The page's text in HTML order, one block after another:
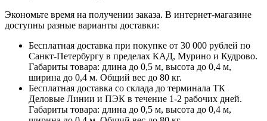
Экономьте время на получении заказа. В интернет-магазине
доступны разные варианты доставки:
Бесплатная доставка при покупке от 30 000 рублей по
Санкт-Петербургу в пределах КАД, Мурино и Кудрово.
Габариты товара: длина до 0,5 м, высота до 0,4 м,
ширина до 0,4 м. Общий вес до 80 кг.
Бесплатная доставка со склада до терминала ТК
Деловые Линии и ПЭК в течение 1-2 рабочих дней.
Габариты товара: длина до 0,5 м, высота до 0,4 м,